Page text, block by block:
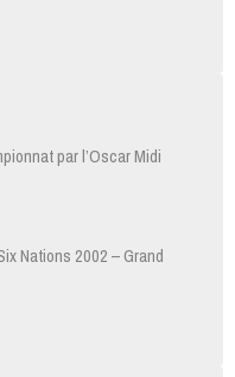
par l’Oscar Midi
Nations 2002 – Grand